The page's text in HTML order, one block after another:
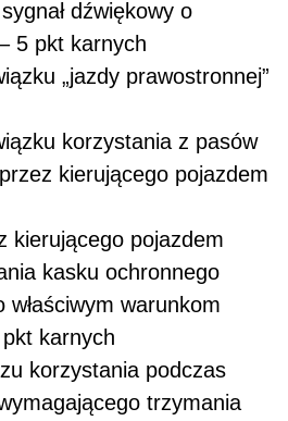
dźwiękowy o
5 pkt karnych
„jazdy prawostronnej”
korzystania z pasów
kierującego pojazdem
kierującego pojazdem
kasku ochronnego
właściwym warunkom
karnych
korzystania podczas
trzymania